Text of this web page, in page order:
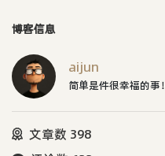
博客信息
aijun
简单是件很幸福的事！
文章数 398